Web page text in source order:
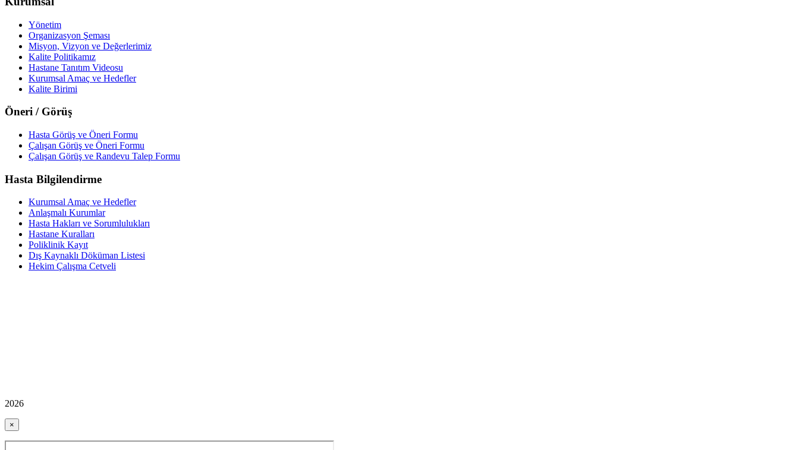
Yönetim
Organizasyon Şeması
Misyon, Vizyon ve Değerlerimiz
Kalite Politikamız
Hastane Tanıtım Videosu
Kurumsal Amaç ve Hedefler
Kalite Birimi
Öneri / Görüş
Hasta Görüş ve Öneri Formu
Çalışan Görüş ve Öneri Formu
Çalışan Görüş ve Randevu Talep Formu
Hasta Bilgilendirme
Kurumsal Amaç ve Hedefler
Anlaşmalı Kurumlar
Hasta Hakları ve Sorumlulukları
Hastane Kuralları
Poliklinik Kayıt
Dış Kaynaklı Döküman Listesi
Hekim Çalışma Cetveli
2026
×